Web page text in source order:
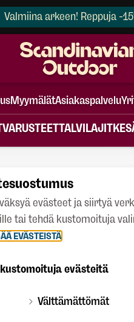
Valmiina arkeen! Reppuja -
MyymälätAsiakaspalvelu
VARUSTEETTALVILAJIT
lähipoluille, sekä
evästeet ja siirtyä
tai tehdä kustomoituja
EVÄSTEISTÄ
evästeitä
Välttämättömät